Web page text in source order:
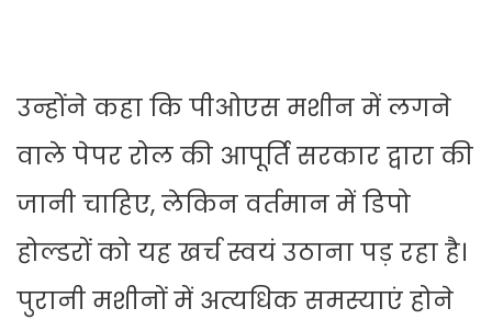
उन्होंने कहा कि पीओएस मशीन में लगने
वाले पेपर रोल की आपूर्ति सरकार द्वारा की
जानी चाहिए, लेकिन वर्तमान में डिपो
होल्डरों को यह खर्च स्वयं उठाना पड़ रहा है।
पुरानी मशीनों में अत्यधिक समस्याएं होने